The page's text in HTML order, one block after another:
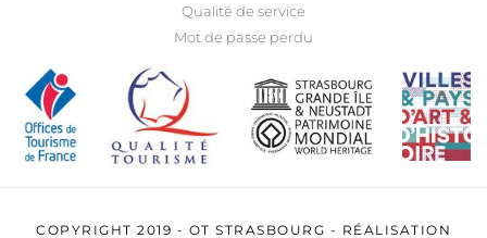
Qualité de service
Mot de passe perdu
COPYRIGHT 2019 - OT STRASBOURG - RÉALISATION